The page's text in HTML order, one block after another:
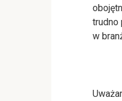
trudno
w